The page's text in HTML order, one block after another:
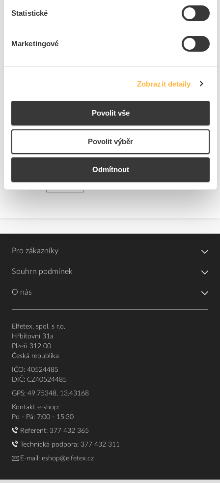
Statistické
Marketingové
Zobrazit detaily
Povolit vše
Povolit výběr
Odmítnout
LEGRAND Organizátor EVO 1U kovová oka
EAN
ks do košíku
1 ks
Pro zákazníky
Souhrn podmínek
O nás
Elfetex, spol. s r.o.
Hřbitovní 31a
Plzeň 312 00
Česká republika
IČO: 40524485
DIČ: CZ40524485
GPS: 49.75348, 13.43168
Kontakt e-shop:
Po - Pá: 7:00 - 15:30
Referent: 377 432 365
Technická podpora: 377 432 311
E-mail: eshop@elfetex.cz